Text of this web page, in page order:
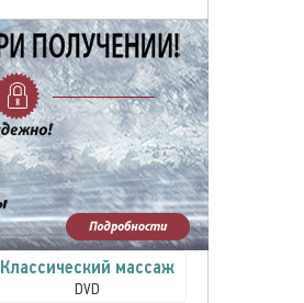
Классический массаж
DVD